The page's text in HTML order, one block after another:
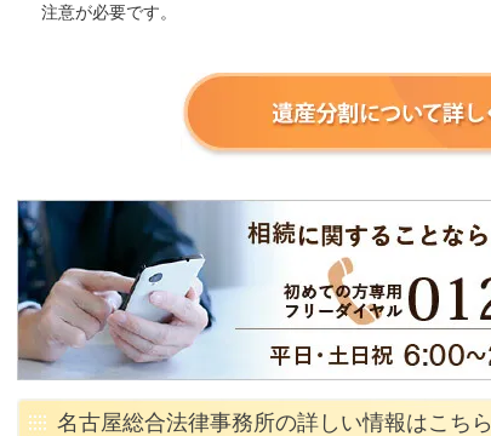
注意が必要です。
名古屋総合法律事務所の詳しい情報はこちら